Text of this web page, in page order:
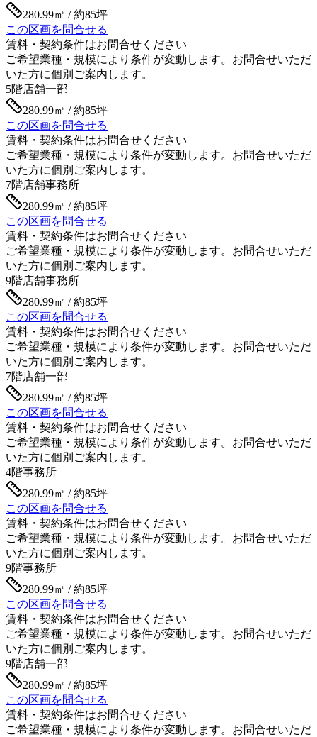
280.99㎡ / 約85坪
この区画を問合せる
賃料・契約条件はお問合せください
ご希望業種・規模により条件が変動します。お問合せいただ
いた方に個別ご案内します。
5階店舗一部
280.99㎡ / 約85坪
この区画を問合せる
賃料・契約条件はお問合せください
ご希望業種・規模により条件が変動します。お問合せいただ
いた方に個別ご案内します。
7階店舗事務所
280.99㎡ / 約85坪
この区画を問合せる
賃料・契約条件はお問合せください
ご希望業種・規模により条件が変動します。お問合せいただ
いた方に個別ご案内します。
9階店舗事務所
280.99㎡ / 約85坪
この区画を問合せる
賃料・契約条件はお問合せください
ご希望業種・規模により条件が変動します。お問合せいただ
いた方に個別ご案内します。
7階店舗一部
280.99㎡ / 約85坪
この区画を問合せる
賃料・契約条件はお問合せください
ご希望業種・規模により条件が変動します。お問合せいただ
いた方に個別ご案内します。
4階事務所
280.99㎡ / 約85坪
この区画を問合せる
賃料・契約条件はお問合せください
ご希望業種・規模により条件が変動します。お問合せいただ
いた方に個別ご案内します。
9階事務所
280.99㎡ / 約85坪
この区画を問合せる
賃料・契約条件はお問合せください
ご希望業種・規模により条件が変動します。お問合せいただ
いた方に個別ご案内します。
9階店舗一部
280.99㎡ / 約85坪
この区画を問合せる
賃料・契約条件はお問合せください
ご希望業種・規模により条件が変動します。お問合せいただ